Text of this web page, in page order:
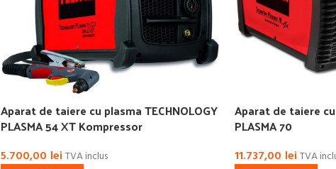
Aparat de taiere cu plasma TECHNOLOGY
PLASMA 54 XT Kompressor
5.700,00 lei TVA inclus
Aparat de taiere cu
PLASMA 70
11.737,00 lei TVA